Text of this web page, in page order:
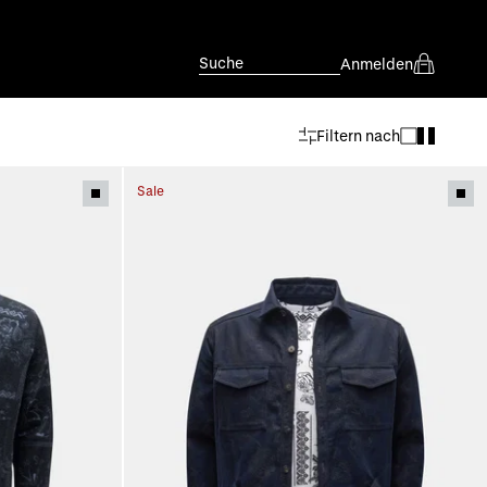
Suche Anmelden
Filtern nach
Sale